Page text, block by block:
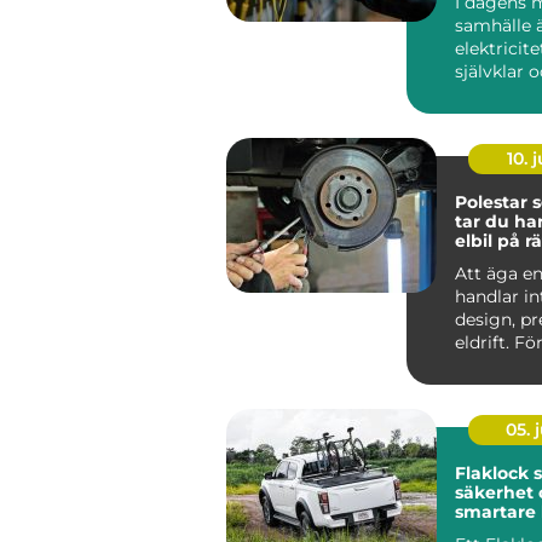
samhälle
självklar
v&ar...
10.
Polestar
tar du
elbil på
Att äga
handlar
design,
eldrift.
05.
Flaklock skydd,
säkerhet
smartare